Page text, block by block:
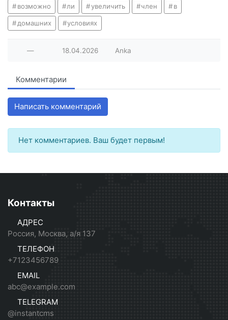
возможно ли увеличить член в
домашних условиях
— 18.04.2026 Anka
Комментарии
Написать комментарий
Нет комментариев. Ваш будет первым!
Контакты
АДРЕС
Россия, Москва, а/я 137
ТЕЛЕФОН
+7123456789
EMAIL
abc@example.com
TELEGRAM
@instantcms